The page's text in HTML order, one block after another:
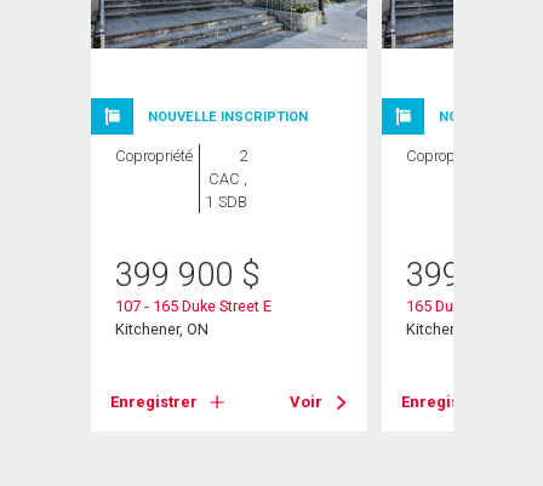
NOUVELLE INSCRIPTION
Copropriété
2
CAC ,
1 SDB
399 900 $
107 - 165 Duke Street E
Kitchener, ON
Enregistrer Voir
NOUVELLE
Copropriété
399 900
165 Duke Street E
Kitchener, ON
Enregistrer